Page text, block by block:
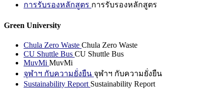
การรับรองหลักสูตร การรับรองหลักสูตร
Green University
Chula Zero Waste Chula Zero Waste
CU Shuttle Bus CU Shuttle Bus
MuvMi MuvMi
จุฬาฯ กับความยั่งยืน จุฬาฯ กับความยั่งยืน
Sustainability Report Sustainability Report